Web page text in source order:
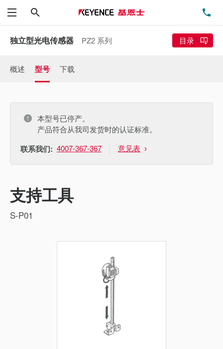
菜单
独立型光电传感器 PZ2 系列 目录
概述 型号 下载
本型号已停产。
产品符合从我司发货时的认证标准。
联系我们: 4007-367-367 意见表
支持工具
S-P01